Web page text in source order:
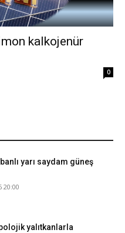
kalkojenür
0
yarı saydam güneş
20:00
yalıtkanlarla